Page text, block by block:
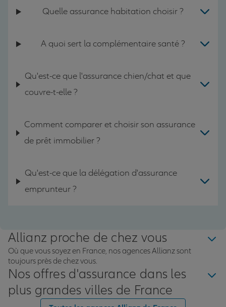
Quelle assurance habitation choisir ?
A quoi sert la complémentaire santé ?
Qu'est-ce que l'assurance chien/chat et que
couvre-t-elle ?
Comment comparer et choisir son assurance
de prêt immobilier ?
Qu'est-ce que la délégation d'assurance
emprunteur ?
Allianz proche de chez vous
Où que vous soyez en France, nos agences Allianz sont
toujours près de chez vous.
Nos offres d'assurance dans les
plus grandes villes de France